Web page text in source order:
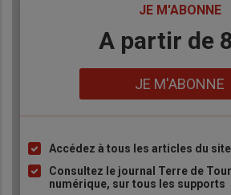
JE M'ABONNE
A partir de
JE M'ABONNE
Liste
à
puce
Accédez à tous les articles du
Consultez le journal Terre de
numérique, sur tous les supports